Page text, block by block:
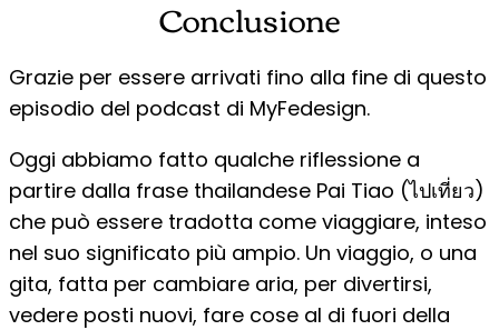
Conclusione
Grazie per essere arrivati fino alla fine di questo
episodio del podcast di MyFedesign.
Oggi abbiamo fatto qualche riflessione a
partire dalla frase thailandese Pai Tiao (ไปเที่ยว)
che può essere tradotta come viaggiare, inteso
nel suo significato più ampio. Un viaggio, o una
gita, fatta per cambiare aria, per divertirsi,
vedere posti nuovi, fare cose al di fuori della